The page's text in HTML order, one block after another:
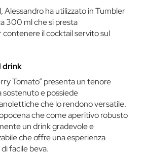
Alessandro ha utilizzato in Tumbler
300 ml che si presta
il cocktail servito sul
drink
Tomato” presenta un tenore
sostenuto e possiede
che lo rendono versatile.
che come aperitivo robusto
un drink gradevole e
che offre una esperienza
facile beva.